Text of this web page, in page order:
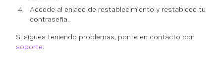
Accede al enlace de restablecimiento y restablece tu
contraseña.
Si sigues teniendo problemas, ponte en contacto con
soporte.